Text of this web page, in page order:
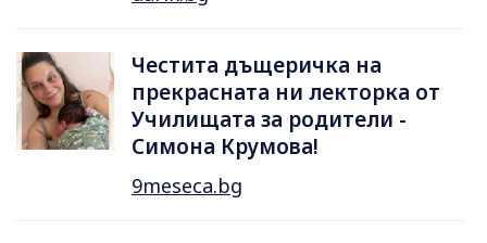
Честита дъщеричка на
прекрасната ни лекторка от
Училищата за родители -
Симона Крумова!
9meseca.bg